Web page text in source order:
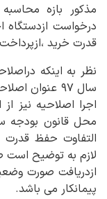
مذکور بازه
درخواست ازدستگاه
قدرت خرید
سال ۹۷
التفاوت حفظ قدرت
ازدریافت صورت
پیمانکار می باشد.